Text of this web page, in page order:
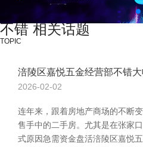
不错 相关话题
TOPIC
涪陵区嘉悦五金经营部不错
2026-02-02
连年来，跟着房地产商场的不断
售手中的二手房。尤其是在张家
式原因急需资金盘活涪陵区嘉悦